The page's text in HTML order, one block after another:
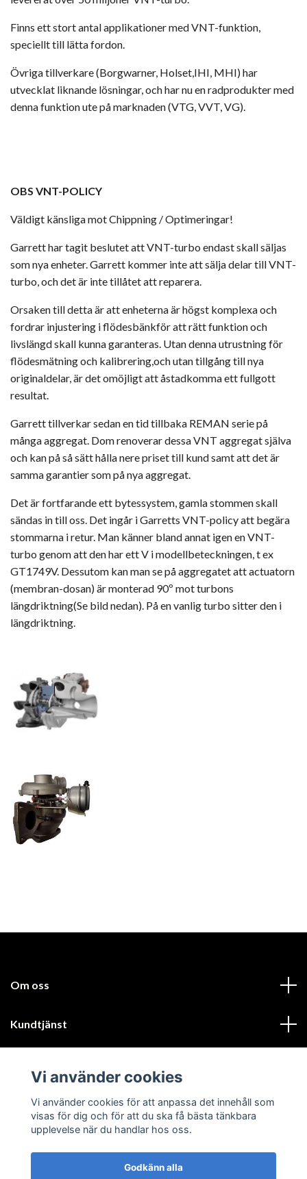
Finns ett stort antal applikationer med VNT-funktion,
speciellt till lätta fordon.
Övriga tillverkare (Borgwarner, Holset,IHI, MHI) har
utvecklat liknande lösningar, och har nu en radprodukter med
denna funktion ute på marknaden (VTG, VVT, VG).
OBS VNT-POLICY
Väldigt känsliga mot Chippning / Optimeringar!
Garrett har tagit beslutet att VNT-turbo endast skall säljas
som nya enheter. Garrett kommer inte att sälja delar till VNT-
turbo, och det är inte tillåtet att reparera.
Orsaken till detta är att enheterna är högst komplexa och
fordrar injustering i flödesbänkför att rätt funktion och
livslängd skall kunna garanteras. Utan denna utrustning för
flödesmätning och kalibrering,och utan tillgång till nya
originaldelar, är det omöjligt att åstadkomma ett fullgott
resultat.
Garrett tillverkar sedan en tid tillbaka REMAN serie på
många aggregat. Dom renoverar dessa VNT aggregat själva
och kan på så sätt hålla nere priset till kund samt att det är
samma garantier som på nya aggregat.
Det är fortfarandeett bytessystem,gamla stommen skall
sändas in till oss. Det ingår i Garretts VNT-policy att begära
stommarna i retur. Man känner bland annat igen en VNT-
turbo genom att den har ett V i modellbeteckningen, t ex
GT1749V. Dessutom kan man se på aggregatet att actuatorn
(membran-dosan) är monterad 90º mot turbons
längdriktning(Se bild nedan). På en vanlig turbo sitter den i
längdriktning.
Om oss
Kundtjänst
Sociala medier
Vi använder cookies
Vi använder cookies för att anpassa det innehåll som
visas för dig och för att du ska få bästa tänkbara
upplevelse när du handlar hos oss.
Godkänn alla